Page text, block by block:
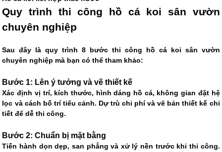
Quy trình thi công hồ cá koi sân vườn
chuyên nghiệp
Sau đây là quy trình 8 bước thi công hồ cá koi sân vườn
chuyên nghiệp mà bạn có thể tham khảo:
Bước 1: Lên ý tưởng và vẽ thiết kế
Xác định vị trí, kích thước, hình dáng hồ cá, không gian đặt hệ
lọc và cách bố trí tiểu cảnh. Dự trù chi phí và vẽ bản thiết kế chi
tiết để dễ thi công.
Bước 2: Chuẩn bị mặt bằng
Tiến hành dọn dẹp, san phẳng và xử lý nền trước khi thi công.